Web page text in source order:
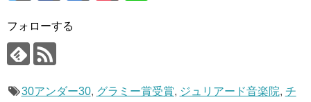
フォローする
30アンダー30, グラミー賞受賞, ジュリアード音楽院, チ